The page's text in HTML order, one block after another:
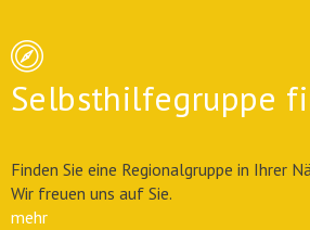
Selbsthilfegruppe
Finden Sie eine Regionalgruppe in Ihrer
Wir freuen uns auf Sie.
mehr